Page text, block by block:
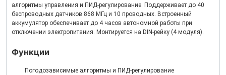
алгоритмы управления и ПИД-регулирование. Поддерживает до 40
беспроводных датчиков 868 МГц и 10 проводных. Встроенный
аккумулятор обеспечивает до 4 часов автономной работы при
отключении электропитания. Монтируется на DIN-рейку (4 модуля).
Функции
Погодозависимые алгоритмы и ПИД-регулирование